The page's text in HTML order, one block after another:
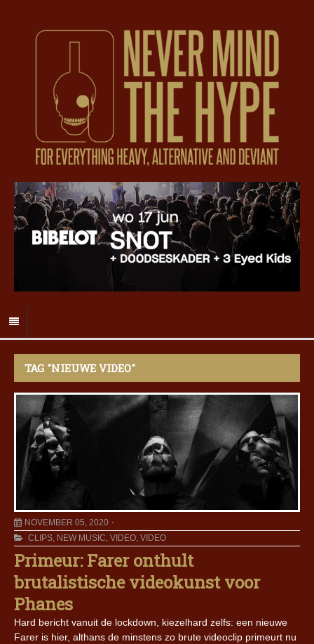
TAG "NIEUWE VIDEO"
NOVEMBER 05, 2020
CLIPS, NEW MUSIC, VIDEO, VIDEO
Primeur: Farer onthult
brutalistische videokunst voor
Phanes
Hard bericht vanuit de lockdown, kiezelhard zelfs: een nieuwe
Farer is hier, althans de minstens zo brute videoclip primeurt nu